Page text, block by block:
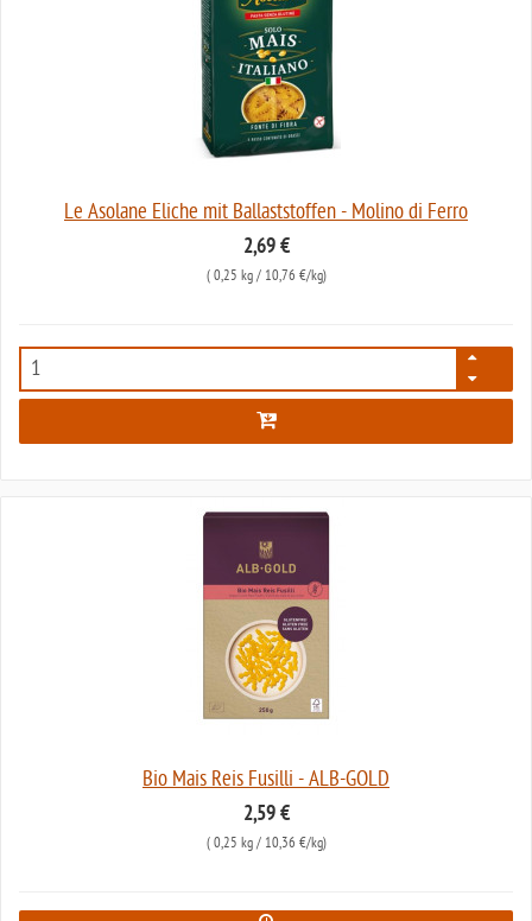
Le Asolane Eliche mit Ballaststoffen - Molino di Ferro
2,69 €
( 0,25 kg/ 10,76 €/kg)
2220
Bio Mais Reis Fusilli - ALB-GOLD
2,59 €
( 0,25 kg/ 10,36 €/kg)